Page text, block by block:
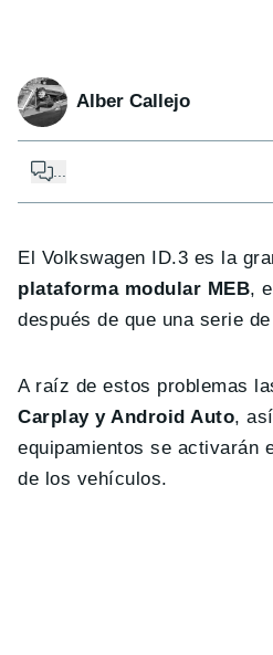
Alber Callejo
El Volkswagen ID.3 es la
plataforma modular MEB,
después de que una serie
A raíz de estos problemas
Carplay y Android Auto,
equipamientos se activarán
de los vehículos.